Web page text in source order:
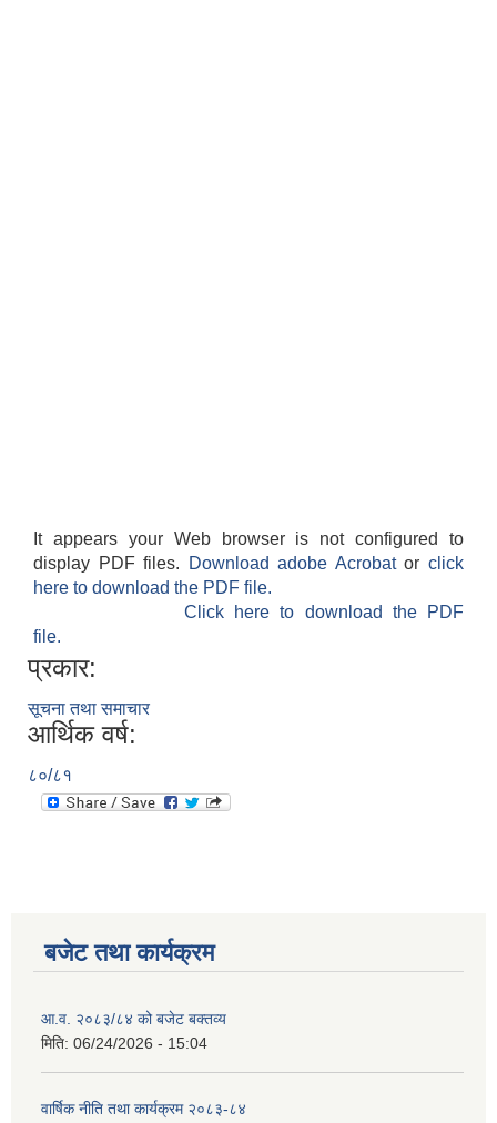
It appears your Web browser is not configured to
display PDF files.
Download adobe Acrobatorclick
here to download the PDF file.
Click here to download the PDF
file.
प्रकार:
सूचना तथा समाचार
आर्थिक वर्ष:
८०/८१
बजेट तथा कार्यक्रम
आ.व. २०८३/८४ को बजेट बक्तव्य
मिति: 06/24/2026 - 15:04
वार्षिक नीति तथा कार्यक्रम २०८३-८४